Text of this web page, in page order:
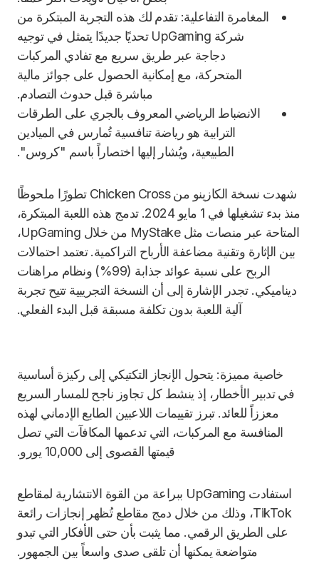
المغامرة التفاعلية: تقدم لك هذه التجربة المبتكرة من
شركة UpGaming تحديًا جديدًا يتمثل في توجيه
دجاجة عبر طريق سريع مع تفادي المركبات
المتحركة، مع إمكانية الحصول على جوائز مالية
مباشرة قبل حدوث التصادم.
الانضباط الرياضي المعروف بالجري على الطرقات
الترابية هو رياضة تنافسية تُمارس في الميادين
الطبيعية، ويُشار إليها اختصاراً باسم "كروس".
شهدت نسخة الكازينو من Chicken Cross تطورًا ملحوظًا
منذ بدء تشغيلها في 1 مايو 2024. تدمج هذه اللعبة المبتكرة،
المتاحة عبر منصات مثل MyStake من خلال UpGaming،
بين الإثارة وتقنية مضاعفة الأرباح التراكمية. تعتمد احتمالات
الربح على نسبة عوائد جذابة (99%) ونظام مراهنات
ديناميكي. تجدر الإشارة إلى أن النسخة التجريبية تتيح تجربة
آلية اللعبة بدون تكلفة مسبقة قبل البدء الفعلي.
خاصية مميزة: يتحول الإنجاز التكتيكي إلى ركيزة أساسية
في تدبير الأخطار، إذ ينشط كل تجاوز ناجح للمسار السريع
معززاً للعائد. تبرز تقييمات اللاعبين الطابع الإدماني لهذه
المنافسة مع المركبات، التي تدعمها المكافآت التي تصل
قيمتها القصوى إلى 10,000 يورو.
استفادت UpGaming ببراعة من القوة الانتشارية لمقاطع
TikTok، وذلك من خلال دمج مقاطع تُظهر إنجازات رائعة
على الطريق الرقمي. مما يثبت بأن حتى الأفكار التي تبدو
متواضعة يمكنها أن تلقى صدى واسعاً بين الجمهور.